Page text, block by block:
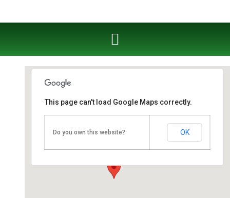
Berliner Straße 53 - Cottbus
This page can't load Google Maps correctly.
Do you own this website? OK